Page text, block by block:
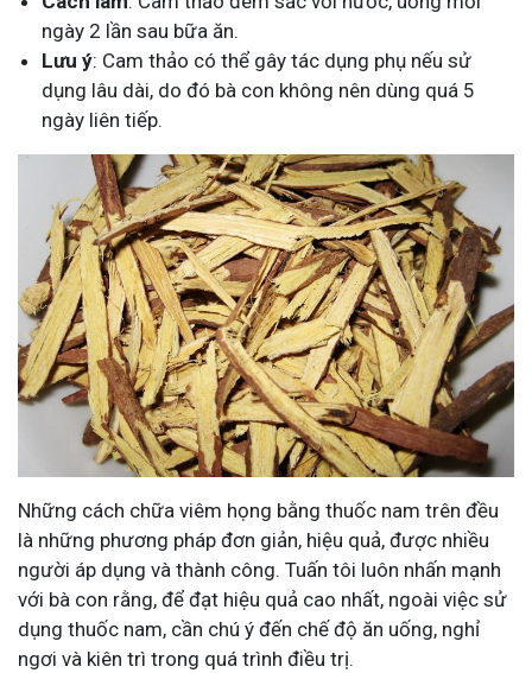
ngày 2 lần sau bữa ăn.
Lưu ý: Cam thảo có thể gây tác dụng phụ nếu sử
dụng lâu dài, do đó bà con không nên dùng quá 5
ngày liên tiếp.
Những cách chữa viêm họng bằng thuốc nam trên đều
là những phương pháp đơn giản, hiệu quả, được nhiều
người áp dụng và thành công. Tuấn tôi luôn nhấn mạnh
với bà con rằng, để đạt hiệu quả cao nhất, ngoài việc sử
dụng thuốc nam, cần chú ý đến chế độ ăn uống, nghỉ
ngơi và kiên trì trong quá trình điều trị.